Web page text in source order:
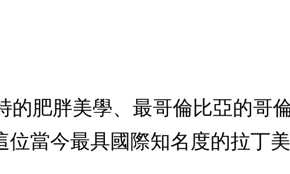
的肥胖美學、最哥倫比亞的哥
當今最具國際知名度的拉丁